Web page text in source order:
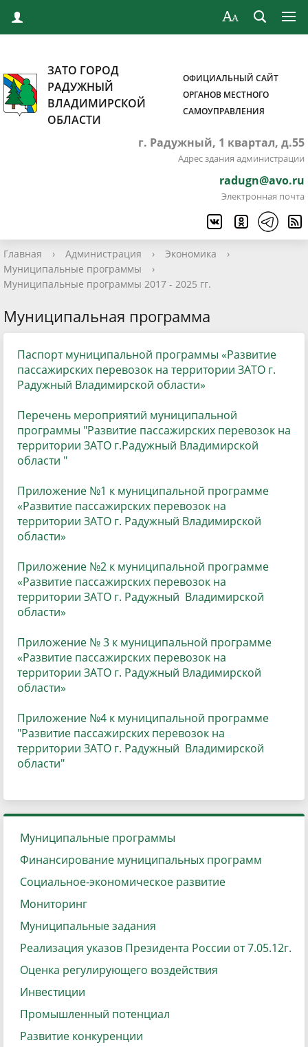
ЗАТО ГОРОД
РАДУЖНЫЙ
ВЛАДИМИРСКОЙ
ОБЛАСТИ
ОФИЦИАЛЬНЫЙ САЙТ
ОРГАНОВ МЕСТНОГО
САМОУПРАВЛЕНИЯ
г. Радужный, 1 квартал, д.55
Адрес здания администрации
radugn@avo.ru
Электронная почта
Главная › Администрация › Экономика
›
Муниципальные программы
›
Муниципальные программы 2017 - 2025 гг.
Муниципальная программа
Паспорт муниципальной программы «Развитие
пассажирских перевозок на территории ЗАТО г.
Радужный Владимирской области»
Перечень мероприятий муниципальной
программы "Развитие пассажирских перевозок на
территории ЗАТО г.Радужный Владимирской
области "
Приложение №1 к муниципальной программе
«Развитие пассажирских перевозок на
территории ЗАТО г. Радужный Владимирской
области»
Приложение №2 к муниципальной программе
«Развитие пассажирских перевозок на
территории ЗАТО г. Радужный Владимирской
области»
Приложение № 3 к муниципальной программе
«Развитие пассажирских перевозок на
территории ЗАТО г. Радужный Владимирской
области»
Приложение №4 к муниципальной программе
"Развитие пассажирских перевозок на
территории ЗАТО г. Радужный Владимирской
области"
Муниципальные программы
Финансирование муниципальных программ
Социальное-экономическое развитие
Мониторинг
Муниципальные задания
Реализация указов Президента России от 7.05.12г.
Оценка регулирующего воздействия
Инвестиции
Промышленный потенциал
Развитие конкуренции